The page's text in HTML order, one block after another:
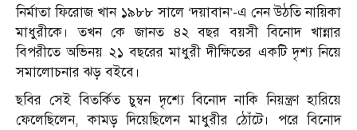
নির্মাতা ফিরোজ খান ১৯৮৮ সালে ‘দয়াবান’-এ নেন উঠতি নায়িকা
মাধুরীকে। তখন কে জানত ৪২ বছর বয়সী বিনোদ খান্নার
বিপরীতে অভিনয় ২১ বছরের মাধুরী দীক্ষিতের একটি দৃশ্য নিয়ে
সমালোচনার ঝড় বইবে।
ছবির সেই বিতর্কিত চুম্বন দৃশ্যে বিনোদ নাকি নিয়ন্ত্রণ হারিয়ে
ফেলেছিলেন, কামড় দিয়েছিলেন মাধুরীর ঠোঁটে। পরে বিনোদ